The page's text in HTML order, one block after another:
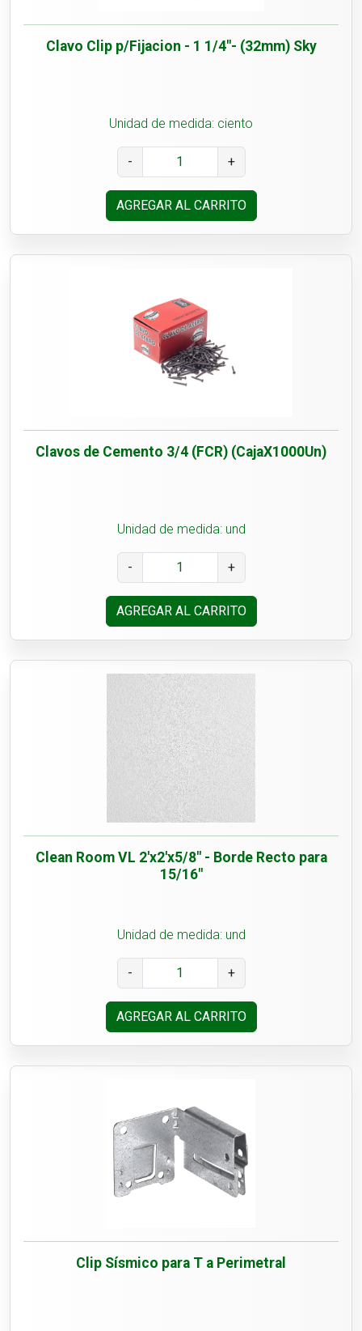
Clavo Clip p/Fijacion - 1 1/4"- (32mm) Sky
Unidad de medida: ciento
- +
AGREGAR AL CARRITO
Clavos de Cemento 3/4 (FCR) (CajaX1000Un)
Unidad de medida: und
- +
AGREGAR AL CARRITO
Clean Room VL 2'x2'x5/8" - Borde Recto para
15/16"
Unidad de medida: und
- +
AGREGAR AL CARRITO
Clip Sísmico para T a Perimetral